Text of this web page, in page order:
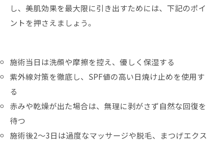
し、美肌効果を最大限に引き出すためには、下記のポイ
ントを押さえましょう。
施術当日は洗顔や摩擦を控え、優しく保湿する
紫外線対策を徹底し、SPF値の高い日焼け止めを使用す
る
赤みや乾燥が出た場合は、無理に剥がさず自然な回復を
待つ
施術後2～3日は過度なマッサージや脱毛、まつげエクス